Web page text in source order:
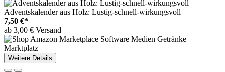
Adventskalender aus Holz: Lustig-schnell-wirkungsvoll
7,50 €*
ab 3,00 € Versand
Marktplatz
Weitere Details